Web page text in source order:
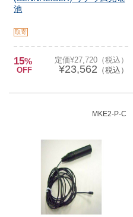
池
取寄
15%
OFF
定価¥27,720（税込）
¥23,562 （税込）
MKE2-P-C